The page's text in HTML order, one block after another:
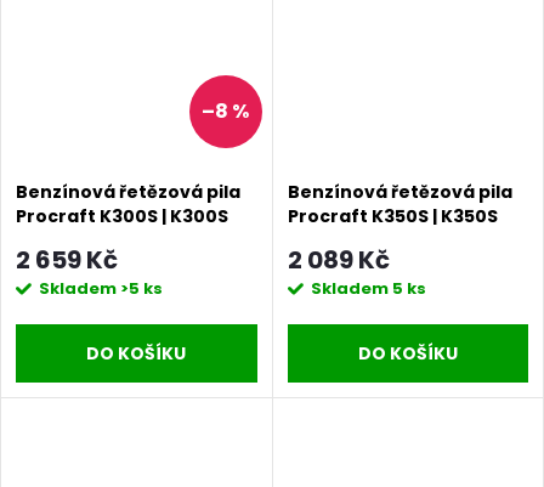
–8 %
Benzínová řetězová pila
Procraft K300S | K300S
2 659 Kč
Skladem >5 ks
DO KOŠÍKU
Benzínová řetězová pila
Procraft K350S | K350S
2 089 Kč
Skladem 5 ks
DO KOŠÍKU